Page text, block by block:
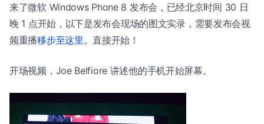
来了微软 Windows Phone 8 发布会，已经北京时间 30 日
晚 1 点开始，以下是发布会现场的图文实录，需要发布会视
频重播移步至这里 。直接开始！
开场视频，Joe Belfiore 讲述他的手机开始屏幕。